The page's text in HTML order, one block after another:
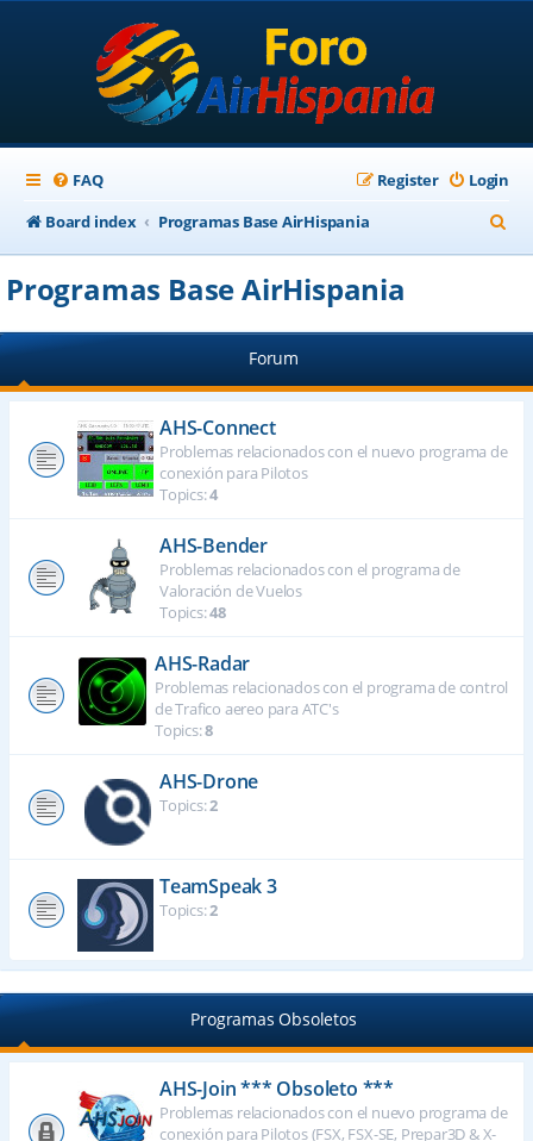
FAQ Login
Register
Board index
Programas Base AirHispania
e
h
Programas Base AirHispania
Forum
AHS-Connect
Problemas relacionados con el nuevo programa de
conexión para Pilotos
Topics:4
AHS-Bender
Problemas relacionados con el programa de
Valoración de Vuelos
Topics:48
AHS-Radar
Problemas relacionados con el programa de control
de Trafico aereo para ATC's
Topics:8
AHS-Drone
Topics:2
TeamSpeak 3
Topics:2
Programas Obsoletos
AHS-Join *** Obsoleto ***
Problemas relacionados con el nuevo programa de
conexión para Pilotos (FSX, FSX-SE, Prepar3D & X-